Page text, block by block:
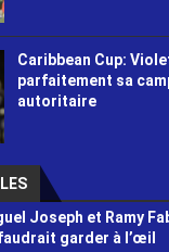
Caribbean Cup:
parfaitement sa
autoritaire
Joseph et Ramy
garder à l’œil